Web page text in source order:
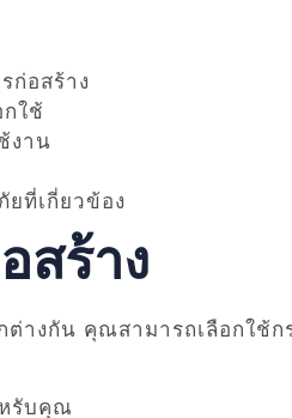
ก่อสร้าง
ใช้
งาน
ยที่เกี่ยวข้อง
สร้าง
งกัน คุณสามารถเลือกใช้ก